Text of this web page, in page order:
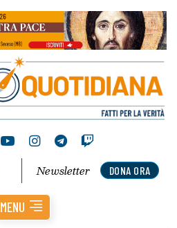
DONA ORA
Newsletter
MENU